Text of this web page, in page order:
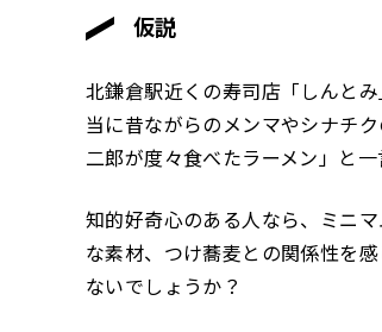
仮説
北鎌倉駅近くの寿司店「しんと
当に昔ながらのメンマやシナチ
二郎が度々食べたラーメン」と
知的好奇心のある人なら、ミニ
な素材、つけ蕎麦との関係性を
ないでしょうか？